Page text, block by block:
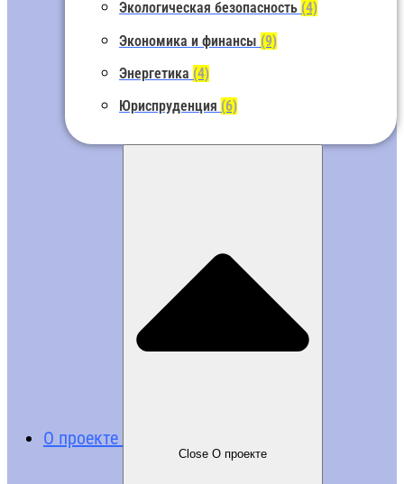
Экологическая безопасность (4)
Экономика и финансы (9)
Энергетика (4)
Юриспруденция (6)
О проекте
Close О проекте